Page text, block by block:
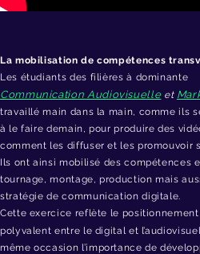
La mobilisation de compétences
Les étudiants des filières à dominante
Communication Audiovisuelle et
travaillé main dans la main, comme ils
à le faire demain, pour produire des
comment les diffuser et les promouvoir
Ils ont ainsi mobilisé des compétences
tournage, montage, production mais
stratégie de communication digitale.
Cette exercice reflète le positionnement
polyvalent entre le digital et l’audiovisuel.
même occasion l’importance de